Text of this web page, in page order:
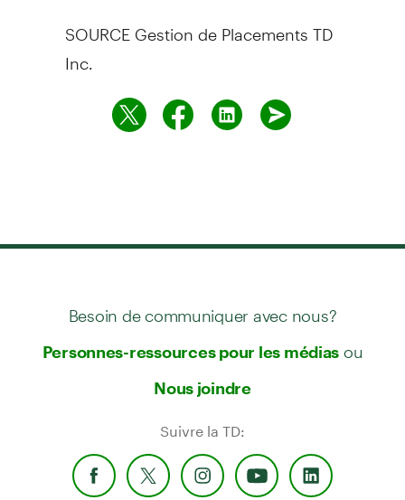
SOURCE Gestion de Placements TD
Inc.
Besoin de communiquer avec nous?
Personnes-ressources pour les médias ou
Nous joindre
Suivre la TD: